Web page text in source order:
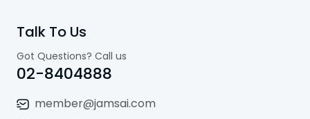
Talk To Us
Got Questions? Call us
02-8404888
member@jamsai.com